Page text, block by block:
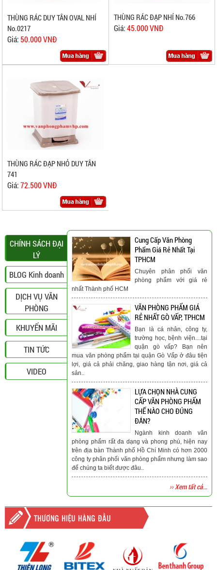
THÙNG RÁC DUY TÂN OVAL NHÍ
No.0217
Giá: 50.000 VNĐ
THÙNG RÁC ĐẠP NHÍ No.766
Giá:45.000 VNĐ
THÙNG RÁC ĐẠP NHỎ DUY TÂN
741
Giá:72.500 VNĐ
CHÍNH SÁCH ĐẠI
LÝ
BLOG Kinh doanh
DỊCH VỤ VĂN
PHÒNG
KHUYẾN MÃI
TIN TỨC
VIDEO
Cung Cấp Văn Phòng
Phẩm Giá Rẻ Nhất Tại
TPHCM
Chuyên phân phối văn
phòng phẩm với giá rẻ
nhất Thành phố HCM
VĂN PHÒNG PHẨM GIÁ
RẺ NHẤT GÒ VẤP, TPHCM
Bạn là cá nhân, công ty,
trường học, bệnh viện....tại
quận gò vấp? Bạn nên
mua văn phòng phẩm tại quận Gò Vấp ở đâu tiện
lợi, giá cả phải chăng, giao hàng tận nơi, giá cả
sản..
LỰA CHỌN NHÀ CUNG
CẤP VĂN PHÒNG PHẨM
THẾ NÀO CHO ĐÚNG
ĐẮN?
Ngành kinh doanh văn
phòng phẩm rất đa dạng và phong phú, hiện nay
trên địa bàn Thành phố Hồ Chí Minh có hơn 2000
công ty phân phối văn phòng phẩm nhưng làm sao
để chúng ta biết được đâu..
›› Xem tất cả...
THƯƠNG HIỆU HÀNG ĐẦU